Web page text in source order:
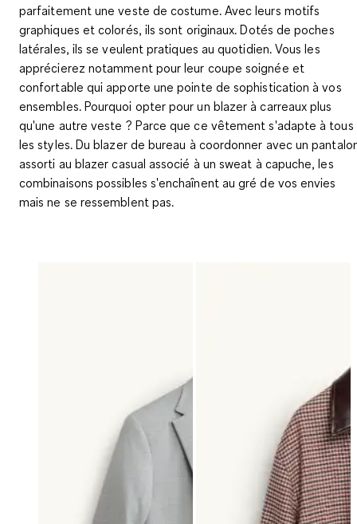
parfaitement une veste de costume. Avec leurs motifs
graphiques et colorés, ils sont originaux. Dotés de poches
latérales, ils se veulent pratiques au quotidien. Vous les
apprécierez notamment pour leur coupe soignée et
confortable qui apporte une pointe de sophistication à vos
ensembles. Pourquoi opter pour un blazer à carreaux plus
qu'une autre veste ? Parce que ce vêtement s'adapte à tous
les styles. Du blazer de bureau à coordonner avec un
assorti au blazer casual associé à un sweat à capuche, les
combinaisons possibles s'enchaînent au gré de vos envies
mais ne se ressemblent pas.